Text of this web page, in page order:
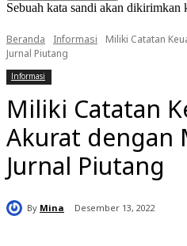
Sebuah kata sandi akan dikirimkan
Beranda Informasi
Miliki Catatan
Jurnal Piutang
Informasi
Miliki Catatan
Akurat dengan
Jurnal Piutang
By Mina Desember 13, 2022